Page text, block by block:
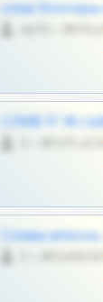
слив
СЛИВ ТГ 18 |
Сливы